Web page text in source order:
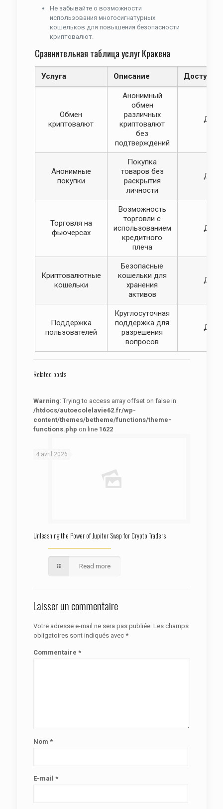
Не забывайте о возможности
использования многосигнатурных
кошельков для повышения безопасности
криптовалют.
Сравнительная таблица услуг Кракена
Услуга Описание
Обмен
криптовалют
Анонимный
обмен
различных
криптовалют
без
подтверждений
Да
Анонимные
покупки
Покупка
товаров без
раскрытия
личности
Да
Торговля на
фьючерсах
Возможность
торговли с
использованием
кредитного
плеча
Да
Криптовалютные
кошельки
Безопасные
кошельки для
хранения
активов
Да
Поддержка
пользователей
Круглосуточная
поддержка для
разрешения
вопросов
Да
Related posts
Warning: Trying to access array offset on false in
/htdocs/autoecolelavie62.fr/wp-
content/themes/betheme/functions/theme-
functions.php on line 1622
4 avril 2026
Unleashing the Power of Jupiter Swap for Crypto Traders
Read more
Laisser un commentaire
Votre adresse e-mail ne sera pas publiée. Les champs
obligatoires sont indiqués avec *
Commentaire *
Nom *
E-mail *